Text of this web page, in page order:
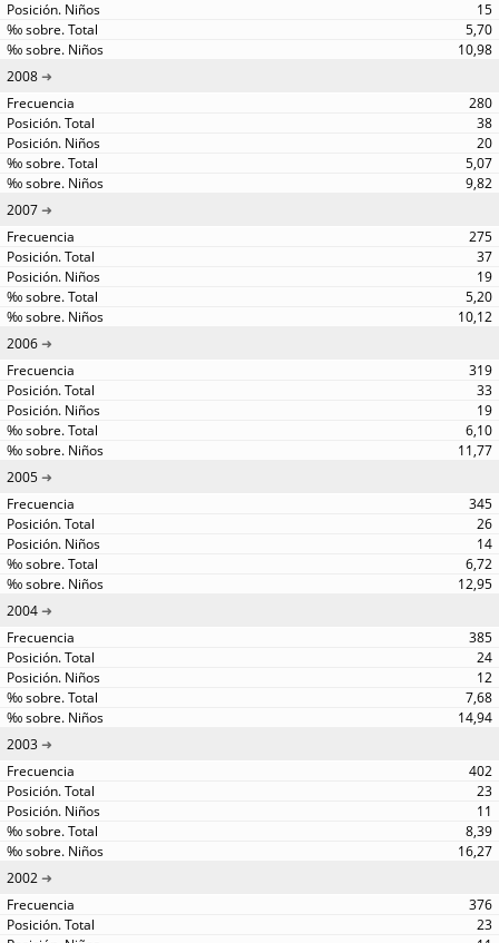
15
5,70
10,98
2008
280
38
20
5,07
9,82
2007
275
37
19
5,20
10,12
2006
319
33
19
6,10
11,77
2005
345
26
14
6,72
12,95
2004
385
24
12
7,68
14,94
2003
402
23
11
8,39
16,27
2002
376
23